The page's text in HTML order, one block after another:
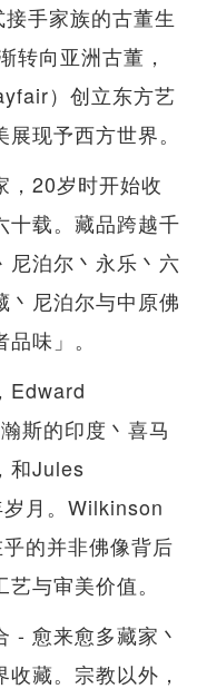
手家族的古董生
转向亚洲古董，
）创立东方艺
现予西方世界。
，20岁时开始收
十载。藏品跨越千
尼泊尔丶永乐丶六
丶尼泊尔与中原佛
味」。
Edward
斯的印度丶喜马
和Jules
月。Wilkinson
的并非佛像背后
与审美价值。
- 愈来愈多藏家丶
藏。宗教以外，